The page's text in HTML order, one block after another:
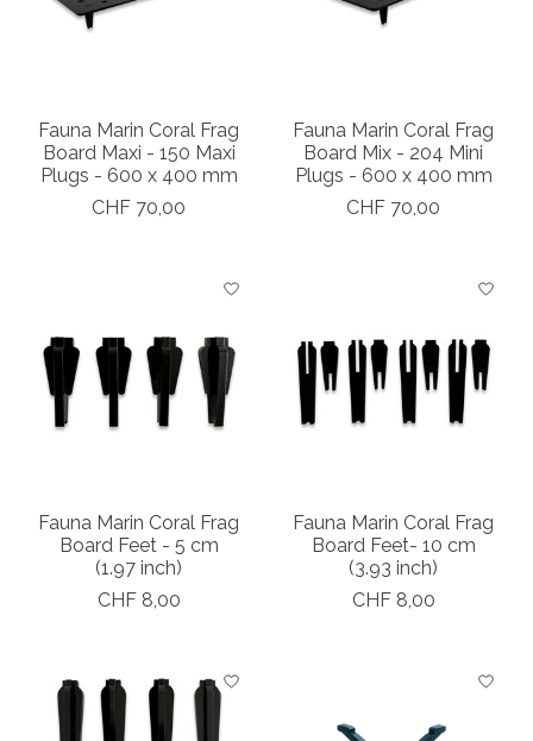
Fauna Marin Coral Frag
Board Maxi - 150 Maxi
Plugs - 600 x 400 mm
CHF 70,00
Fauna Marin Coral Frag
Board Mix - 204 Mini
Plugs - 600 x 400 mm
CHF 70,00
Fauna Marin Coral Frag
Board Feet - 5 cm
(1.97 inch)
CHF 8,00
Fauna Marin Coral Frag
Board Feet- 10 cm
(3.93 inch)
CHF 8,00